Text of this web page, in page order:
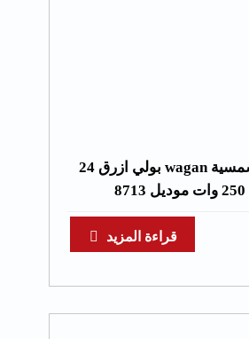
لوح طاقة شمسية wagan بولي ازرق 24
قراءة المزيد